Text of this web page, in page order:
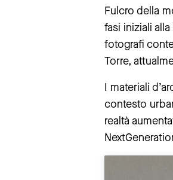
Ci scusiamo
maggiori
Fulcro della
fasi iniziali
fotografi
Torre,
I materiali
contesto
realtà